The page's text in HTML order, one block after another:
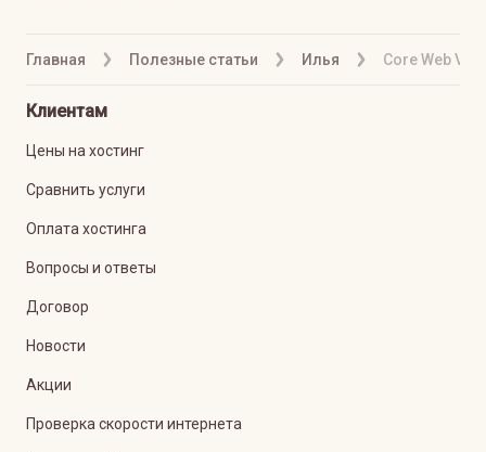
Главная Полезные статьи Илья Core Web
Клиентам
Цены на хостинг
Сравнить услуги
Оплата хостинга
Вопросы и ответы
Договор
Новости
Акции
Проверка скорости интернета